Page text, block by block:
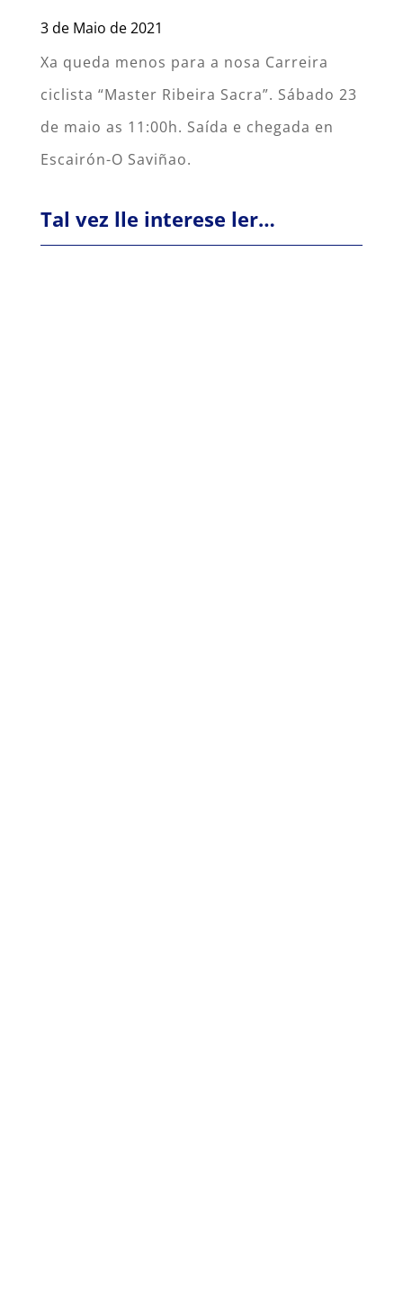
3 de Maio de 2021
Xa queda menos para a nosa Carreira
ciclista “Master Ribeira Sacra”. Sábado 23
de maio as 11:00h. Saída e chegada en
Escairón-O Saviñao.
Tal vez lle interese ler…